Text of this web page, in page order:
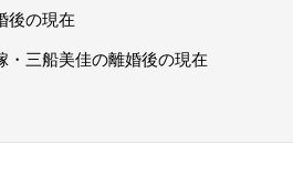
後の現在
・三船美佳の離婚後の現在